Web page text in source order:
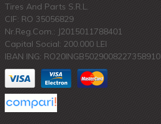
Tires And Parts S.R.L.
CIF: RO 35056829
Nr.Reg.Com.: J2015011788401
Capital Social: 200.000 LEI
IBAN ING: RO20INGB5029008227358910